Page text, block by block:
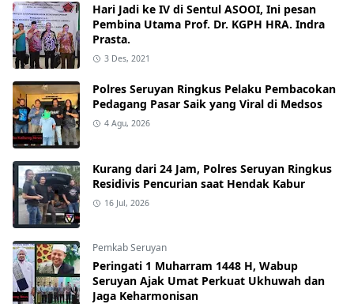
Hari Jadi ke IV di Sentul ASOOI, Ini pesan
Pembina Utama Prof. Dr. KGPH HRA. Indra
Prasta.
3 Des, 2021
Polres Seruyan Ringkus Pelaku Pembacokan
Pedagang Pasar Saik yang Viral di Medsos
4 Agu, 2026
Kurang dari 24 Jam, Polres Seruyan Ringkus
Residivis Pencurian saat Hendak Kabur
16 Jul, 2026
Pemkab Seruyan
Peringati 1 Muharram 1448 H, Wabup
Seruyan Ajak Umat Perkuat Ukhuwah dan
Jaga Keharmonisan